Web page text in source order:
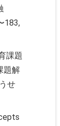
183,
課題
題解
せ